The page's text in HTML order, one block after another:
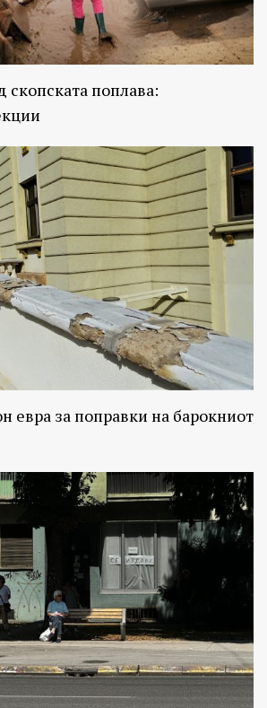
скопската поплава:
евра за поправки на барокниот